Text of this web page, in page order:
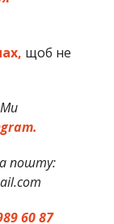
щоб не
Ми
пошту:
60 87